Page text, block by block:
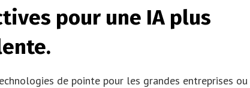
pour une IA plus
de pointe pour les grandes entreprises ou